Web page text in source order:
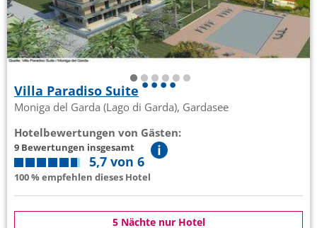
Villa Paradiso Suite
Moniga del Garda (Lago di Garda), Gardasee
Hotelbewertungen von Gästen:
9 Bewertungen insgesamt
5,7 von 6
100 % empfehlen dieses Hotel
5 Nächte nur Hotel